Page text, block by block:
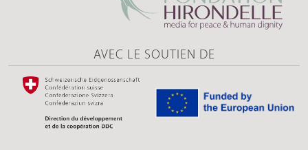
AVEC LE SOUTIEN DE